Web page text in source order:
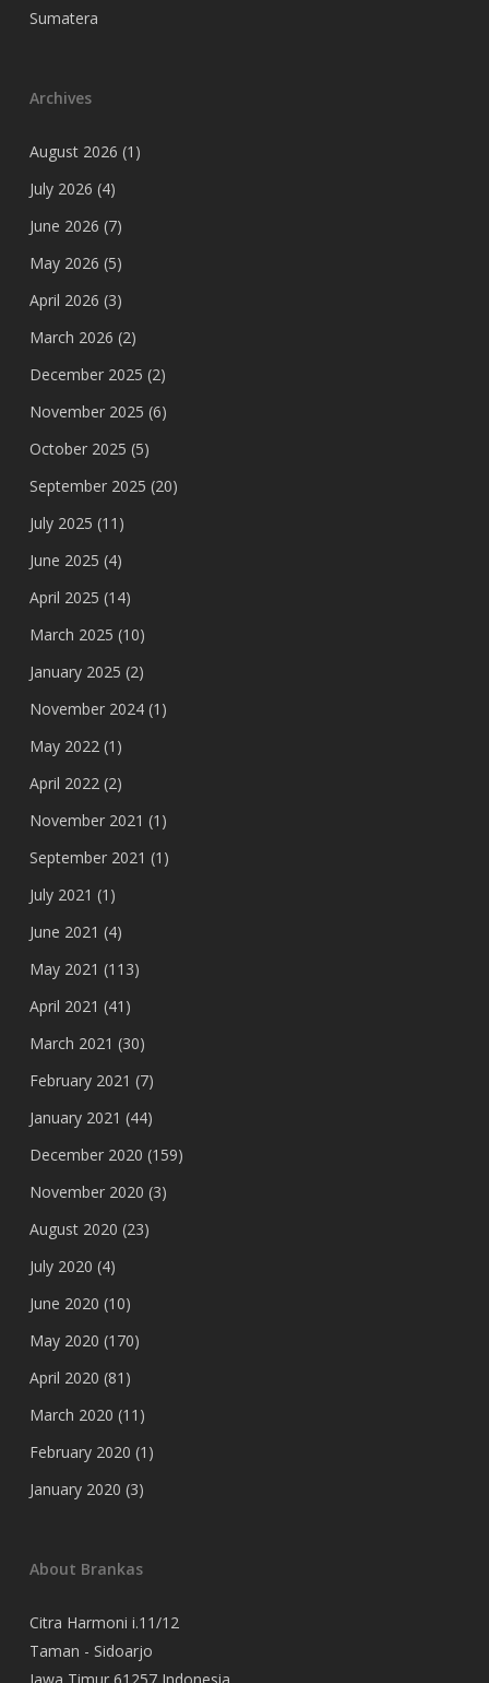
Sumatera
Archives
August 2026 (1)
July 2026 (4)
June 2026 (7)
May 2026 (5)
April 2026 (3)
March 2026 (2)
December 2025 (2)
November 2025 (6)
October 2025 (5)
September 2025 (20)
July 2025 (11)
June 2025 (4)
April 2025 (14)
March 2025 (10)
January 2025 (2)
November 2024(1)
May 2022(1)
April 2022(2)
November 2021 (1)
September 2021 (1)
July 2021 (1)
June 2021 (4)
May 2021 (113)
April 2021 (41)
March 2021 (30)
February 2021 (7)
January 2021 (44)
December 2020 (159)
November 2020 (3)
August 2020 (23)
July 2020 (4)
June 2020 (10)
May 2020 (170)
April 2020 (81)
March 2020 (11)
February 2020 (1)
January 2020 (3)
About Brankas
Citra Harmoni i.11/12
Taman - Sidoarjo